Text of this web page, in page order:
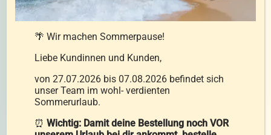
JOHANN-STRAUß STRASSE 1, A-2485
WAMPERSDORF
+43 2623 72558
office@seibersdorfer.at
🌴 Wir machen Sommerpause!
Liebe Kundinnen und Kunden,
von 27.07.2026 bis 07.08.2026 befindet sich
unser Team im wohl- verdienten
Sommerurlaub.
⏰ Wichtig: Damit deine Bestellung noch VOR